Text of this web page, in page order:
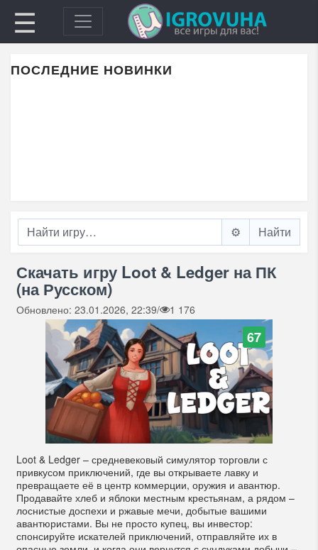
☰
ПОСЛЕДНИЕ НОВИНКИ
⚙️
Скачать игру Loot & Ledger на ПК
(на Русском)
Обновлено: 23.01.2026, 22:39/ 1 176
67
Loot & Ledger – средневековый симулятор торговли с
привкусом приключений, где вы открываете лавку и
превращаете её в центр коммерции, оружия и авантюр.
Продавайте хлеб и яблоки местным крестьянам, а рядом –
лоснистые доспехи и ржавые мечи, добытые вашими
авантюристами. Вы не просто купец, вы инвестор:
спонсируйте искателей приключений, отправляйте их в